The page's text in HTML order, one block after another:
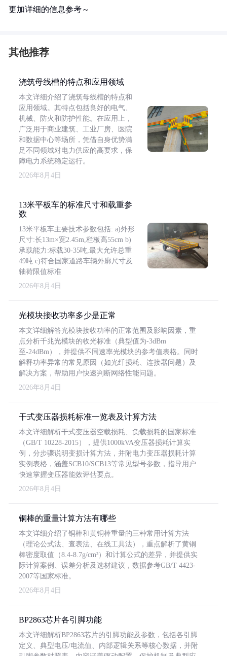
更加详细的信息参考～
其他推荐
浇筑母线槽的特点和应用领域
本文详细介绍了浇筑母线槽的特点和
应用领域。其特点包括良好的电气、
机械、防火和防护性能。在应用上，
广泛用于商业建筑、工业厂房、医院
和数据中心等场所，凭借自身优势满
足不同领域对电力供应的高要求，保
障电力系统稳定运行。
2026年8月4日
13米平板车的标准尺寸和载重参
数
13米平板车主要技术参数包括: a)外形
尺寸:长13m×宽2.45m,栏板高55cm b)
承载能力:标载30-35吨,最大允许总重
49吨 c)符合国家道路车辆外廓尺寸及
轴荷限值标准
2026年8月4日
光模块接收功率多少是正常
本文详细解答光模块接收功率的正常范围及影响因素，重
点分析千兆光模块的收光标准（典型值为-3dBm
至-24dBm），并提供不同速率光模块的参考值表格。同时
解释功率异常的常见原因（如光纤损耗、连接器问题）及
解决方案，帮助用户快速判断网络性能问题。
2026年8月4日
干式变压器损耗标准一览表及计算方法
本文详细解析干式变压器空载损耗、负载损耗的国家标准
（GB/T 10228-2015），提供1000kVA变压器损耗计算实
例，分步骤说明变损计算方法，并附电力变压器损耗计算
实例表格，涵盖SCB10/SCB13等常见型号参数，指导用户
快速掌握变压器能效评估要点。
2026年8月4日
铜棒的重量计算方法有哪些
本文详细介绍了铜棒和黄铜棒重量的三种常用计算方法
（理论公式法、查表法、在线工具法），重点解析了黄铜
棒密度取值（8.4-8.7g/cm³）和计算公式的差异，并提供实
际计算案例、误差分析及选材建议，数据参考GB/T 4423-
2007等国家标准。
2026年8月4日
BP2863芯片各引脚功能
本文详细解析BP2863芯片的引脚功能及参数，包括各引脚
定义、典型电压/电流值、内部逻辑关系等核心数据，并附